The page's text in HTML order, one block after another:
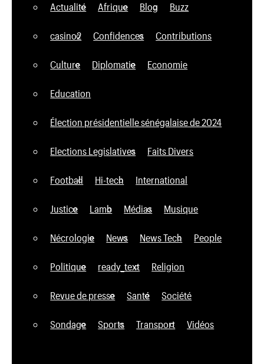
Actualité Afrique Blog Buzz
casino2 Confidences Contributions
Culture Diplomatie Economie
Education
Élection présidentielle sénégalaise de 2024
Elections Legislatives Faits Divers
Football Hi-tech International
Justice Lamb Médias Musique
Nécrologie News News Tech People
Politique ready_text Religion
Revue de presse Santé Société
Sondage Sports Transport Vidéos